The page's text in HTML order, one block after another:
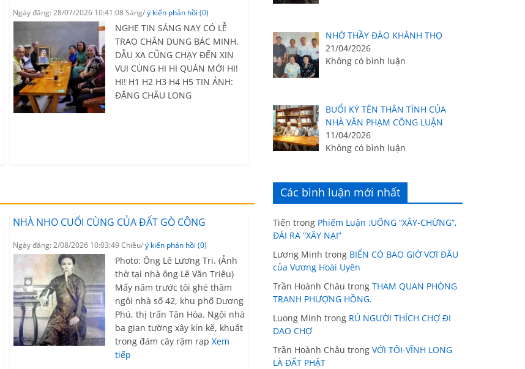
Ngày đăng: 28/07/2026 10:41:08 Sáng/ý kiến phản hồi (0)
NGHE TIN SÁNG NAY CÓ LỄ
TRAO CHÂN DUNG BÁC MINH,
DẪU XA CŨNG CHẠY ĐẾN XIN
VUI CÙNG HI HI QUÁN MỚI HI!
HI! H1 H2 H3 H4 H5 TIN ẢNH:
ĐẶNG CHÂU LONG
NHÀ NHO CUỐI CÙNG CỦA ĐẤT GÒ CÔNG
Ngày đăng: 2/08/2026 10:03:49 Chiều/ý kiến phản hồi (0)
Photo: Ông Lê Lương Tri. (Ảnh
thờ tại nhà ông Lê Văn Triêu)
Mấy năm trước tôi ghé thăm
ngôi nhà số 42, khu phố Dương
Phú, thị trấn Tân Hòa. Ngôi nhà
ba gian tường xây kín kẽ, khuất
trong đám cây rậm rạp Xem
tiếp
NHỚ THẦY ĐÀO KHÁNH THỌ
21/04/2026
Không có bình luận
BUỔI KÝ TÊN THÂN TÌNH CỦA
NHÀ VĂN PHẠM CÔNG LUẬN
11/04/2026
Không có bình luận
Các bình luận mới nhất
Tiến trong Phiếm Luận :UỐNG “XÂY-CHỪNG”,
ĐÁI RA “XÂY NẠI”
Lương Minh trong BIỂN CÓ BAO GIỜ VƠI ĐÂU
của Vương Hoài Uyên
Trần Hoành Châu trong THAM QUAN PHÒNG
TRANH PHƯỢNG HỒNG.
Luong Minh trong RỦ NGƯỜI THÍCH CHỢ ĐI
DẠO CHỢ
Trần Hoành Châu trong VỚI TÔI-VĨNH LONG
LÀ ĐẤT PHẬT